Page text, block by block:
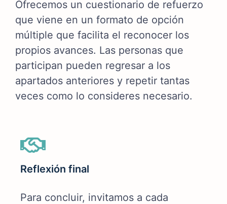
Ofrecemos un cuestionario de refuerzo
que viene en un formato de opción
múltiple que facilita el reconocer los
propios avances. Las personas que
participan pueden regresar a los
apartados anteriores y repetir tantas
veces como lo consideres necesario.
Reflexión final
Para concluir, invitamos a cada